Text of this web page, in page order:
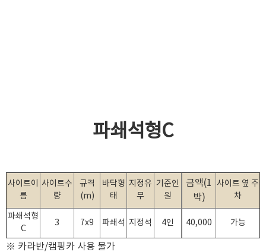
파쇄석형C
사이트이
름
사이트수
량
규격
(m)
바닥형
태
지정유
무
기준인
원
금액(1
박)
사이트 옆 주
차
파쇄석형
C
3 7x9 파쇄석 지정석 4인 40,000 가능
※ 카라반/캠핑카 사용 불가